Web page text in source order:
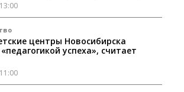
центры Новосибирска
успеха», считает